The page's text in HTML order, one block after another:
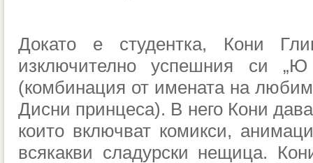
Докато е студентка, Кони
изключително успешния си
(комбинация от имената на
Дисни принцеса). В него Кони
които включват комикси,
всякакви сладурски нещица.